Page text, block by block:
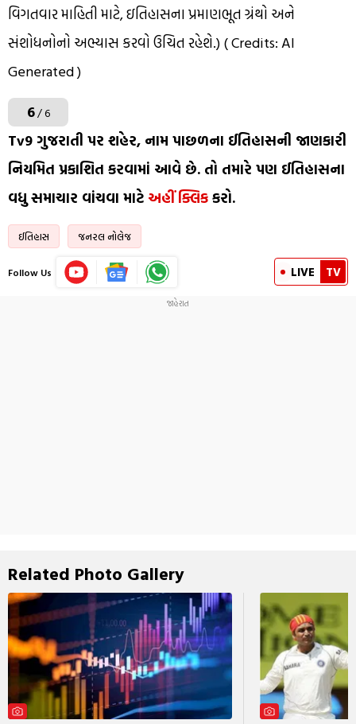
વિગતવાર માહિતી માટે, ઇતિહાસના પ્રમાણભૂત ગ્રંથો અને
સંશોધનોનો અભ્યાસ કરવો ઉચિત રહેશે.) ( Credits: AI
Generated )
6/ 6
Tv9 ગુજરાતી પર શહેર, નામ પાછળના ઈતિહાસની જાણકારી
નિયમિત પ્રકાશિત કરવામાં આવે છે. તો તમારે પણ ઈતિહાસના
વધુ સમાચાર વાંચવા માટે અહીં ક્લિકકરો.
ઈતિહાસ જનરલ નોલેજ
Follow Us LIVE TV
Related Photo Gallery